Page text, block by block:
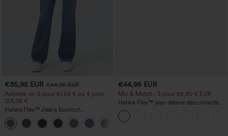
€35,95 EUR €44,95 EUR
Achetez-en 2 pour 61,54 € ou 4 pour
123,08 €.
Halara Flex™ Jeans bootcut
décontractés taille haute, effet délavé,
avec poches
€44,95 EUR
Mix & Match : 3 pour 88,30 € EUR
Halara Flex™ jean délavé décontracté
taille haute à poches, coupe baggy à
jambe large